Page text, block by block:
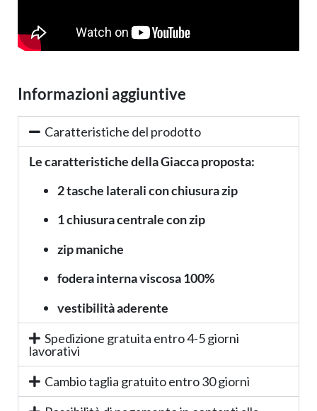
Informazioni aggiuntive
Caratteristiche del prodotto
Le caratteristiche della Giacca proposta:
2 tasche laterali con chiusura zip
1 chiusura centrale con zip
zip maniche
fodera interna viscosa 100%
vestibilità aderente
Spedizione gratuita entro 4-5 giorni
lavorativi
Cambio taglia gratuito entro 30 giorni